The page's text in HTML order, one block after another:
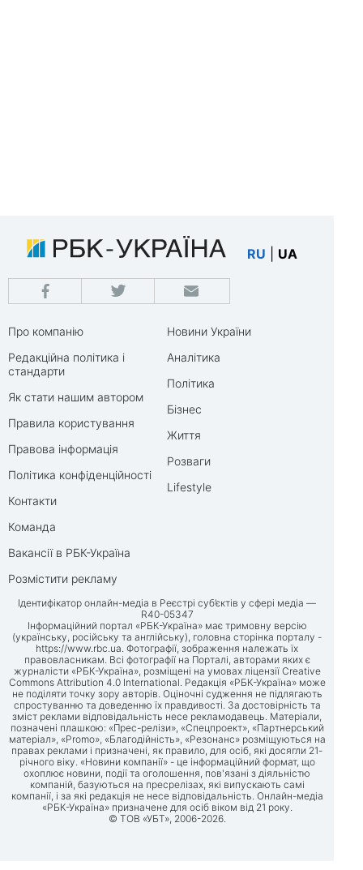
RU UA
Про компанію
Редакційна політика і
стандарти
Як стати нашим автором
Правила користування
Правова інформація
Політика конфіденційності
Контакти
Команда
Вакансії в РБК-Україна
Розмістити рекламу
Новини України
Аналітика
Політика
Бізнес
Життя
Розваги
Lifestyle
Ідентифікатор онлайн-медіа в Реєстрі суб’єктів у сфері медіа —
R40-05347
Інформаційний портал «РБК-Україна» має тримовну версію
(українську, російську та англійську), головна сторінка порталу -
https://www.rbc.ua. Фотографії, зображення належать їх
правовласникам. Всі фотографії на Порталі, авторами яких є
журналісти «РБК-Україна», розміщені на умовах ліцензії Creative
Commons Attribution 4.0 International. Редакція «РБК-Україна» може
не поділяти точку зору авторів. Оціночні судження не підлягають
спростуванню та доведенню їх правдивості. За достовірність та
зміст реклами відповідальність несе рекламодавець. Матеріали,
позначені плашкою: «Прес-релізи», «Спецпроект», «Партнерський
матеріал», «Promo», «Благодійність», «Резонанс» розміщуються на
правах реклами і призначені, як правило, для осіб, які досягли 21-
річного віку. «Новини компанії» - це інформаційний формат, що
охоплює новини, події та оголошення, пов'язані з діяльністю
компаній, базуються на пресрелізах, які випускають самі
компанії, і за які редакція не несе відповідальність. Онлайн-медіа
«РБК-Україна» призначене для осіб віком від 21 року.
© ТОВ «УБТ», 2006-2026.